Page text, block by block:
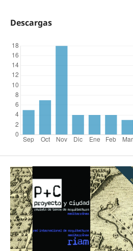
Descargas